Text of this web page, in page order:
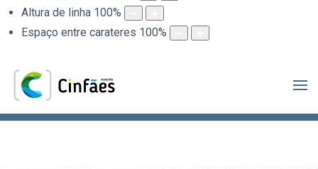
Altura de linha 100%
Espaço entre carateres 100%
.